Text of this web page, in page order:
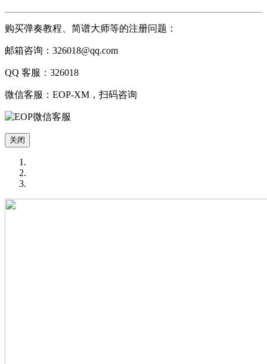
购买弹奏教程、简谱大师等的注册问题：
邮箱咨询： 326018@qq.com
QQ 客服： 326018
微信客服： EOP-XM ，扫码咨询
关闭